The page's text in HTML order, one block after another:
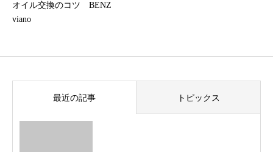
オイル交換のコツ BENZ
viano
最近の記事 トピックス